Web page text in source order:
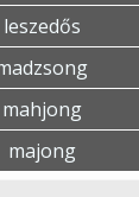
leszedős
mahjong
majong